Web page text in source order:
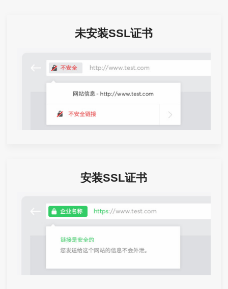
未安装SSL证书
安装SSL证书